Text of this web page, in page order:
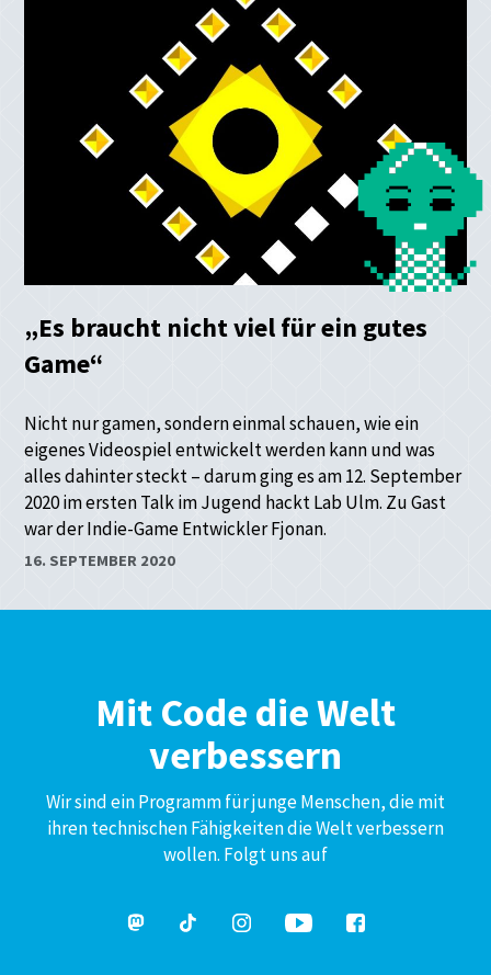
„Es braucht nicht viel für ein gutes
Game“
Nicht nur gamen, sondern einmal schauen, wie ein
eigenes Videospiel entwickelt werden kann und was
alles dahinter steckt – darum ging es am 12. September
2020 im ersten Talk im Jugend hackt Lab Ulm. Zu Gast
war der Indie-Game Entwickler Fjonan.
16. SEPTEMBER 2020
Mit Code die Welt
verbessern
Wir sind ein Programm für junge Menschen, die mit
ihren technischen Fähigkeiten die Welt verbessern
wollen. Folgt uns auf